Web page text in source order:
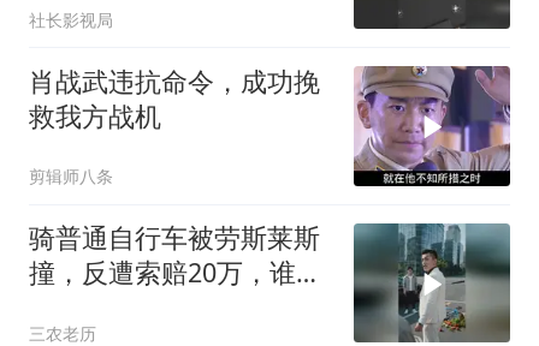
社长影视局
肖战武违抗命令，成功挽
救我方战机
剪辑师八条
骑普通自行车被劳斯莱斯
撞，反遭索赔20万，谁知
三农老历